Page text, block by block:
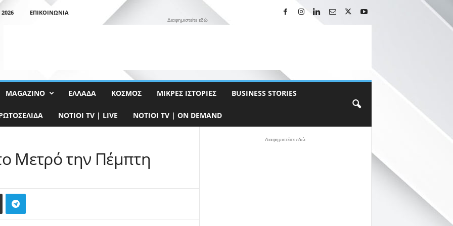
ΕΠΙΚΟΙΝΩΝΊΑ
Διαφημιστείτε εδώ
MAGAZINO ΕΛΛΆΔΑ ΚΌΣΜΟΣ ΜΙΚΡΈΣ ΙΣΤΟΡΊΕΣ BUSINESS STORIES
NOTIOI TV | LIVE NOTIOI TV | ON DEMAND
Μετρό την Πέμπτη
Διαφημιστέιτε εδώ